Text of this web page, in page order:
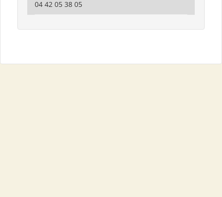
04 42 05 38 05